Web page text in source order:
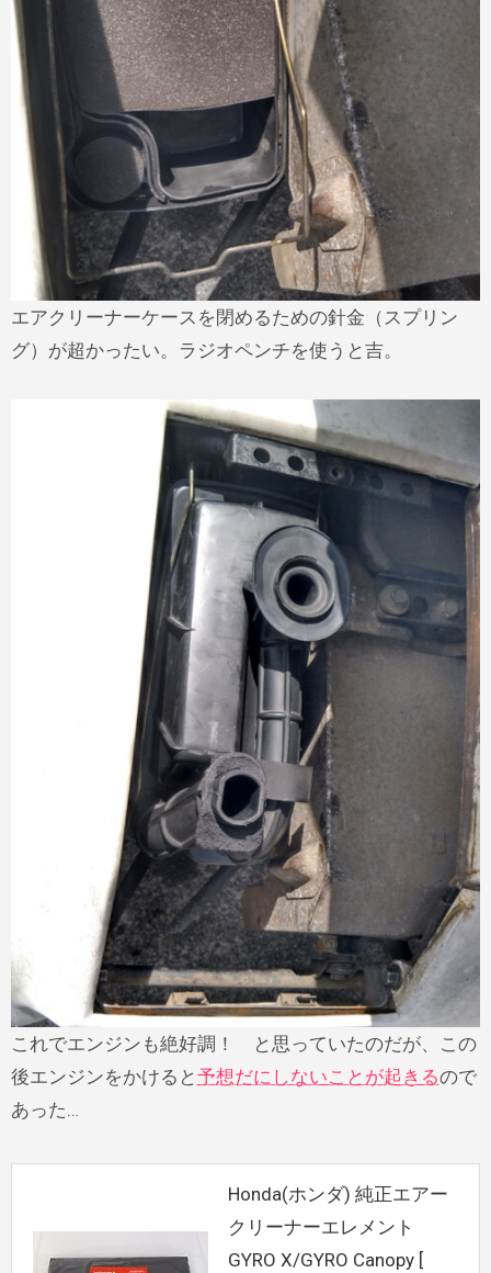
エアクリーナーケースを閉めるための針金（スプリン
グ）が超かったい。ラジオペンチを使うと吉。
これでエンジンも絶好調！ と思っていたのだが、この
後エンジンをかけると 予想だにしないことが起きるので
あった…
Honda(ホンダ) 純正エアー
クリーナーエレメント
GYRO X/GYRO Canopy [